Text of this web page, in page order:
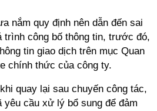
nắm quy định nên dẫn đến sai
trình công bố thông tin, trước đó,
tin giao dịch trên mục Quan
chính thức của công ty.
quay lại sau chuyến công tác,
yêu cầu xử lý bổ sung để đảm